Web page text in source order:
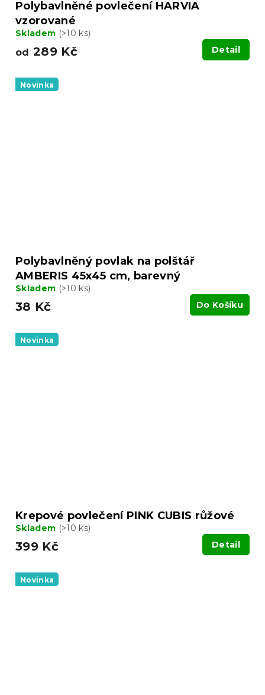
Polybavlněné povlečení HARVIA
vzorované
Skladem (>10 ks)
od 289 Kč Detail
Novinka
Polybavlněný povlak na polštář
AMBERIS 45x45 cm, barevný
Skladem (>10 ks)
38 Kč Do Košíku
Novinka
Krepové povlečení PINK CUBIS růžové
Skladem (>10 ks)
399 Kč Detail
Novinka